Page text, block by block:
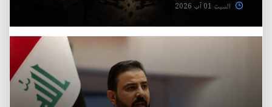
السبت 01 آب 2026